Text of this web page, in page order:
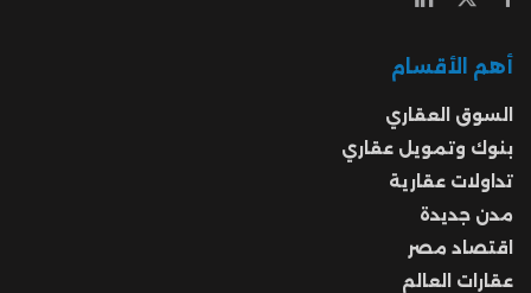
أهم الأقسام
السوق العقاري
بنوك وتمويل عقاري
تداولات عقارية
مدن جديدة
اقتصاد مصر
عقارات العالم